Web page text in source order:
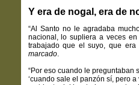
Y era de nogal, era de
“Al Santo no le agradaba
nacional, lo supliera a veces
trabajado que el suyo, que
marcado.
“Por eso cuando le preguntaban
‘cuando sale el panzón sí, pero